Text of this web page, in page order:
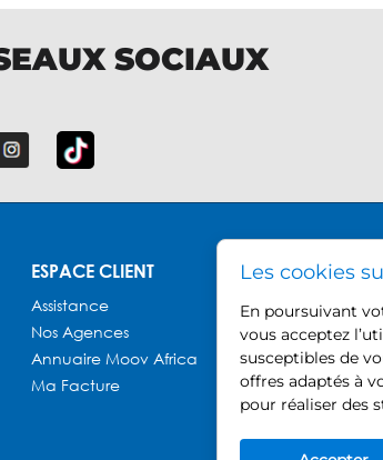
SOCIAUX
ESPACE CLIENT
Assistance
Nos Agences
Annuaire Moov Africa
Ma Facture
DIRECTION
Hamdallaye ACI
près du Palais
BP 740, Bamako
Tel : +223 20 21
Fax : +223 20
Les cookies
En poursuivant
vous acceptez
susceptibles de
offres adaptés à
pour réaliser des